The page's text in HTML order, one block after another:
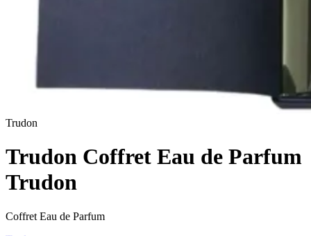
Trudon
Trudon Coffret Eau de Parfum
Trudon
Coffret Eau de Parfum